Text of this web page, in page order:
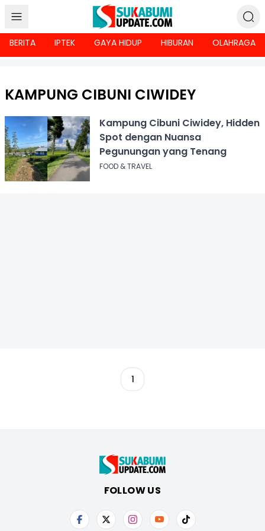
BERITA IPTEK GAYA HIDUP HIBURAN OLAHRAGA
KAMPUNG CIBUNI CIWIDEY
Kampung Cibuni Ciwidey, Hidden
Spot dengan Nuansa
Pegunungan yang Tenang
FOOD & TRAVEL
1
FOLLOW US